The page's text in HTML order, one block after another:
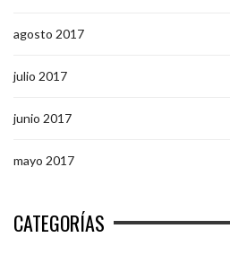
agosto 2017
julio 2017
junio 2017
mayo 2017
CATEGORÍAS